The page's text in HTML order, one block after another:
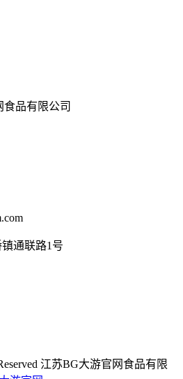
品有限公司
通联路1号
江苏BG大游官网食品有限